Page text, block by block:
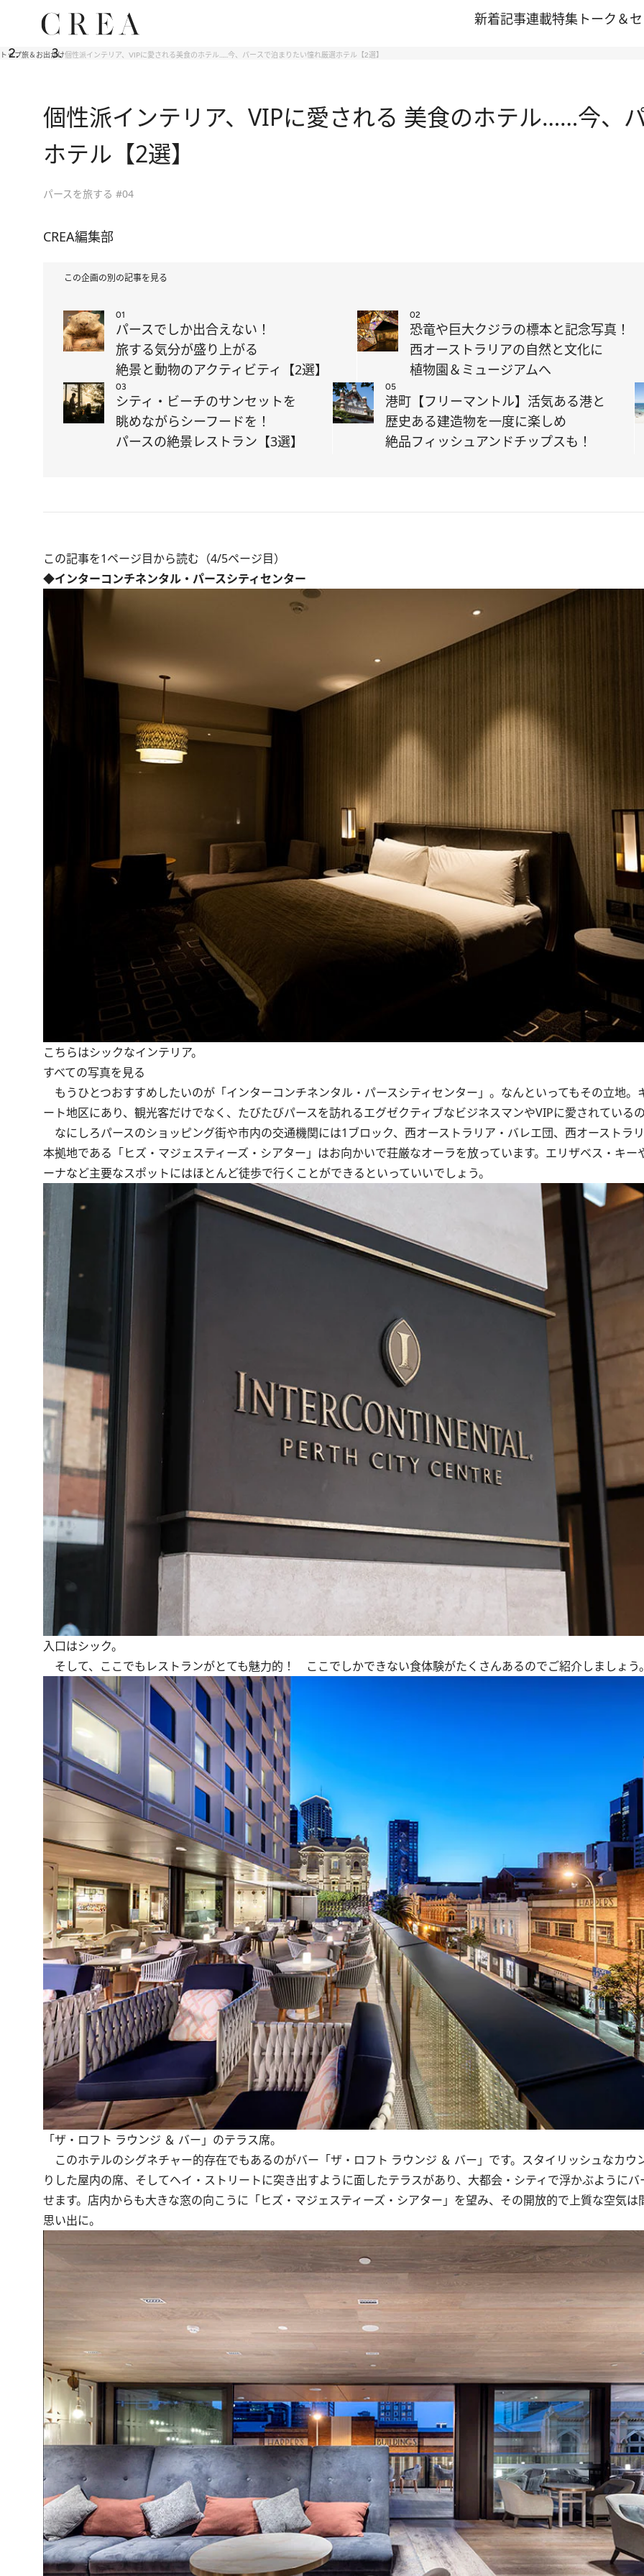
新着記事連載特集 トーク＆
トップ旅＆お出かけ個性派インテリア、VIPに愛される美食のホテル……今、パースで泊まりたい憧れ厳選ホテル【2選】
個性派インテリア、VIPに愛される 美食のホテル……今、
ホテル【2選】
パースを旅する #04
CREA編集部
この企画の別の記事を見る
01
パースでしか出合えない！
旅する気分が盛り上がる
絶景と動物のアクティビティ【2選】
02
恐竜や巨大クジラの標本と記念写真！
西オーストラリアの自然と文化に
植物園＆ミュージアムへ
03
シティ・ビーチのサンセットを
眺めながらシーフードを！
パースの絶景レストラン【3選】
05
港町【フリーマントル】活気ある港と
歴史ある建造物を一度に楽しめ
絶品フィッシュアンドチップスも！
この記事を1ページ目から読む（4/5ページ目）
◆インターコンチネンタル・パースシティセンター
こちらはシックなインテリア。
すべての写真を見る
もうひとつおすすめしたいのが「インターコンチネンタル・パースシティセンター」。なんといってもその立地。
ート地区にあり、観光客だけでなく、たびたびパースを訪れるエグゼクティブなビジネスマンやVIPに愛されている
なにしろパースのショッピング街や市内の交通機関には1ブロック、西オーストラリア・バレエ団、西オーストラ
本拠地である「ヒズ・マジェスティーズ・シアター」はお向かいで荘厳なオーラを放っています。エリザベス・キー
ーナなど主要なスポットにはほとんど徒歩で行くことができるといっていいでしょう。
入口はシック。
そして、ここでもレストランがとても魅力的！ ここでしかできない食体験がたくさんあるのでご紹介しましょう
「ザ・ロフト ラウンジ ＆ バー」のテラス席。
このホテルのシグネチャー的存在でもあるのがバー「ザ・ロフト ラウンジ ＆ バー」です。スタイリッシュなカウ
りした屋内の席、そしてヘイ・ストリートに突き出すように面したテラスがあり、大都会・シティで浮かぶように
せます。店内からも大きな窓の向こうに「ヒズ・マジェスティーズ・シアター」を望み、その開放的で上質な空気は
思い出に。